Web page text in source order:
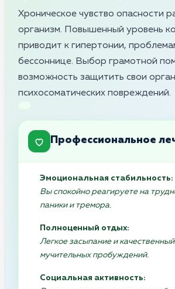
Хроническое чувство опасности
организм. Повышенный уровень
приводит к гипертонии,
бессоннице. Выбор грамотной
возможность защитить свои
психосоматических повреждений.
Профессиональное
Эмоциональная стабильность:
Вы спокойно реагируете на
паники и тремора.
Полноценный отдых:
Легкое засыпание и
мучительных пробуждений.
Социальная активность: